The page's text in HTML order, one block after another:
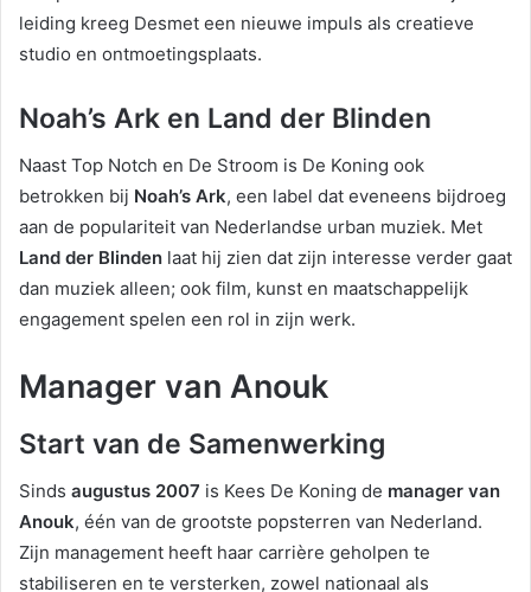
leiding kreeg Desmet een nieuwe impuls als creatieve
studio en ontmoetingsplaats.
Noah’s Ark en Land der Blinden
Naast Top Notch en De Stroom is De Koning ook
betrokken bij Noah’s Ark, een label dat eveneens bijdroeg
aan de populariteit van Nederlandse urban muziek. Met
Land der Blinden laat hij zien dat zijn interesse verder gaat
dan muziek alleen; ook film, kunst en maatschappelijk
engagement spelen een rol in zijn werk.
Manager van Anouk
Start van de Samenwerking
Sinds augustus 2007 is Kees De Koning de manager van
Anouk, één van de grootste popsterren van Nederland.
Zijn management heeft haar carrière geholpen te
stabiliseren en te versterken, zowel nationaal als